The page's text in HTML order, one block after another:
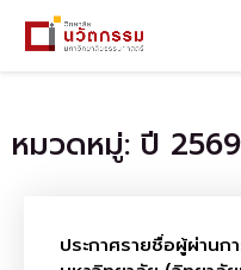
หมวดหมู่: ปี 2569
ประกาศรายชื่อผู้ผ่าน